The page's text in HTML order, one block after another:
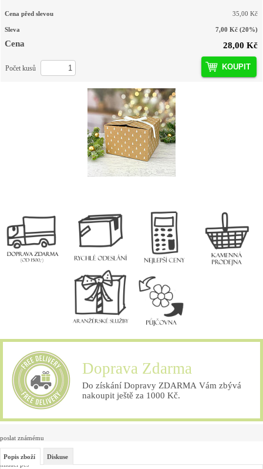
Cena před slevou 35,00 Kč
Sleva 7,00 Kč (20%)
Cena 28,00 Kč
KOUPIT
Počet kusů
Doprava Zdarma
Do získání Dopravy ZDARMA Vám zbývá
nakoupit ještě za 1000 Kč.
poslat známému
hlídací pes
Popis zboží Diskuse